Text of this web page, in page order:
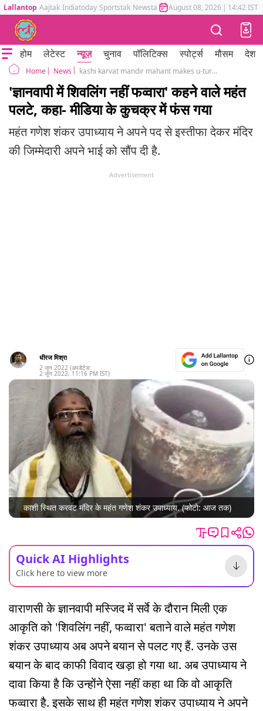
Lallantop Aajtak Indiatoday Sportstak Newstak Mumbai Tak Astrotak
August 08, 2026 | 14:42 IST
होम लेटेस्ट न्यूज़ चुनाव पॉलिटिक्स स्पोर्ट्स मौसम देश
Home News kashi karvat mandir mahant makes u-turn on gyanvapi shivling fountain statement
'ज्ञानवापी में शिवलिंग नहीं फव्वारा' कहने वाले महंत
पलटे, कहा- मीडिया के कुचक्र में फंस गया
महंत गणेश शंकर उपाध्याय ने अपने पद से इस्तीफा देकर मंदिर
की जिम्मेदारी अपने भाई को सौंप दी है.
Advertisement
धीरज मिश्रा
2 जून 2022 (अपडेटेड:
2 जून 2022, 11:16 PM IST)
काशी स्थित करवट मंदिर के महंत गणेश शंकर उपाध्याय. (फोटो: आज तक)
Quick AI Highlights
Click here to view more
वाराणसी के ज्ञानवापी मस्जिद में सर्वे के दौरान मिली एक
आकृति को 'शिवलिंग नहीं, फव्वारा' बताने वाले महंत गणेश
शंकर उपाध्याय अब अपने बयान से पलट गए हैं. उनके उस
बयान के बाद काफी विवाद खड़ा हो गया था. अब उपाध्याय ने
दावा किया है कि उन्होंने ऐसा नहीं कहा था कि वो आकृति
फव्वारा है. इसके साथ ही महंत गणेश शंकर उपाध्याय ने अपने